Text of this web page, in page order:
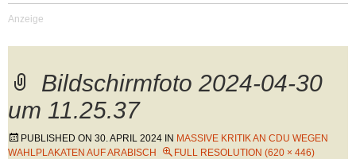
Bildschirmfoto 2024-04-30
um 11.25.37
PUBLISHED ON 30. APRIL 2024 IN MASSIVE KRITIK AN CDU WEGEN
WAHLPLAKATEN AUF ARABISCH
FULL RESOLUTION (620 × 446)